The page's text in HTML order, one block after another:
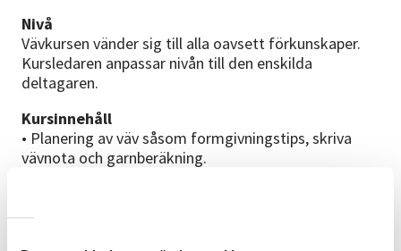
Nivå
Vävkursen vänder sig till alla oavsett förkunskaper.
Kursledaren anpassar nivån till den enskilda
deltagaren.
Kursinnehåll
• Planering av väv såsom formgivningstips, skriva
vävnota och garnberäkning.
förskedning, pådragning, solvning, skedning och